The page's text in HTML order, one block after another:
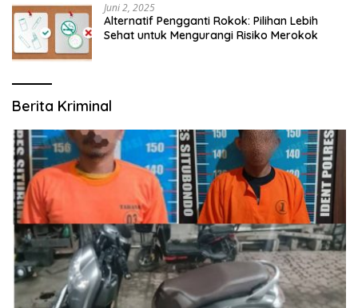
Juni 2, 2025
Alternatif Pengganti Rokok: Pilihan Lebih
Sehat untuk Mengurangi Risiko Merokok
Berita Kriminal